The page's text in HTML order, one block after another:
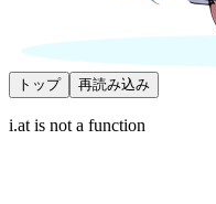
トップ 再読み込み
i.at is not a function